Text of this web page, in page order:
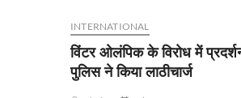
INTERNATIONAL
विंटर ओलंपिक के विरोध में
पुलिस ने किया लाठीचार्ज